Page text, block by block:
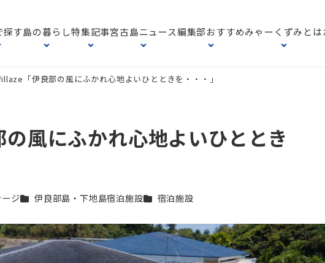
探す島の暮らし特集記事宮古島ニュース編集部おすすめみゃーくずみとは
「伊良部の風にふかれ心地よいひとときを・・・」
風にふかれ心地よいひととき
ジカテゴリー
伊良部島・下地島宿泊施設カテゴリー
宿泊施設